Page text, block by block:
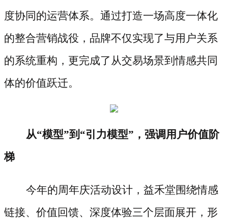
度协同的运营体系。通过打造一场高度一体化
的整合营销战役，品牌不仅实现了与用户关系
的系统重构，更完成了从交易场景到情感共同
体的价值跃迁。
从“模型”到“引力模型”，强调用户价值阶
梯
今年的周年庆活动设计，益禾堂围绕情感
链接、价值回馈、深度体验三个层面展开，形